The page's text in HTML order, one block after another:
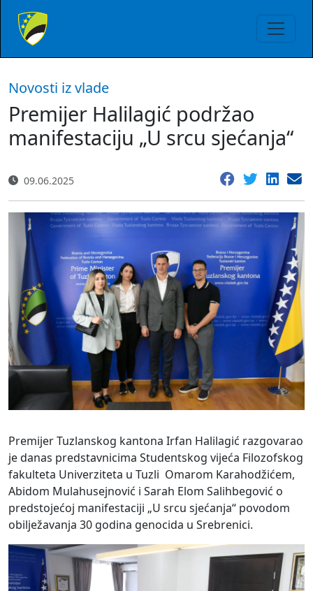
Novosti iz vlade
Premijer Halilagić podržao
manifestaciju „U srcu sjećanja“
09.06.2025
Premijer Tuzlanskog kantona Irfan Halilagić razgovarao
je danas predstavnicima Studentskog vijeća Filozofskog
fakulteta Univerziteta u Tuzli Omarom Karahodžićem,
Abidom Mulahusejnović i Sarah Elom Salihbegović o
predstojećoj manifestaciji „U srcu sjećanja“ povodom
obilježavanja 30 godina genocida u Srebrenici.